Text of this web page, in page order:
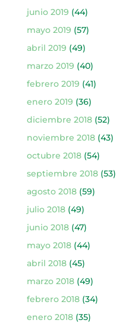
junio 2019 (44)
mayo 2019 (57)
abril 2019 (49)
marzo 2019 (40)
febrero 2019 (41)
enero 2019 (36)
diciembre 2018(52)
noviembre 2018(43)
octubre 2018(54)
septiembre 2018(53)
agosto 2018(59)
julio 2018(49)
junio 2018(47)
mayo 2018(44)
abril 2018(45)
marzo 2018(49)
febrero 2018(34)
enero 2018(35)